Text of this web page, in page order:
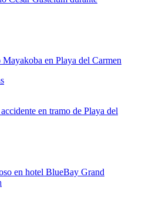
en Playa del Carmen
en tramo de Playa del
en hotel BlueBay Grand